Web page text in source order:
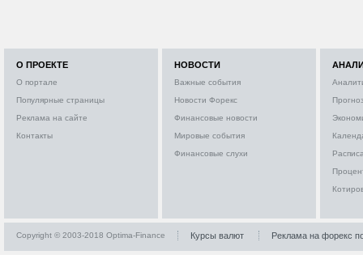
О ПРОЕКТЕ
О портале
Популярные страницы
Реклама на сайте
Контакты
НОВОСТИ
Важные события
Новости Форекс
Финансовые новости
Мировые события
Финансовые слухи
Copyright © 2003-2018 Optima-Finance Курсы валют Реклама на форекс